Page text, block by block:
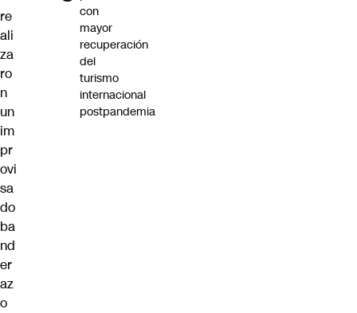
re
ali
za
ro
n
un
im
pr
ovi
sa
do
ba
nd
er
az
o
con
mayor
recuperación
del
turismo
internacional
postpandemia